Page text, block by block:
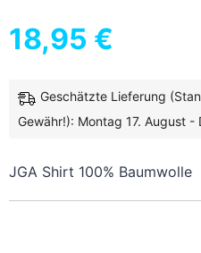
18,95 €
Geschätzte Lieferung
Gewähr!): Montag 17. August
JGA Shirt 100% Baumwolle